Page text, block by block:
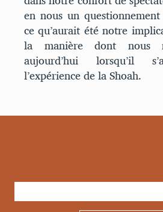
en nous un
ce qu’aurait été notre
la manière dont nous
aujourd’hui lorsqu’il
l’expérience de la Shoah.